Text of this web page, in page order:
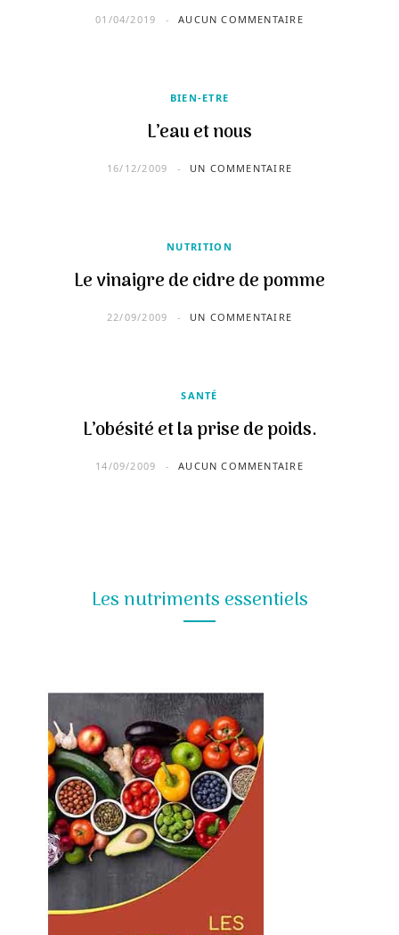
01/04/2019 AUCUN COMMENTAIRE
BIEN-ETRE
L’eau et nous
16/12/2009 UN COMMENTAIRE
NUTRITION
Le vinaigre de cidre de pomme
22/09/2009 UN COMMENTAIRE
SANTÉ
L’obésité et la prise de poids.
14/09/2009 AUCUN COMMENTAIRE
Les nutriments essentiels